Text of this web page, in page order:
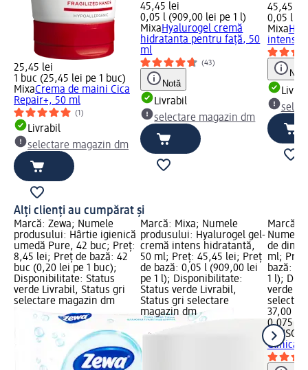
25,45 lei
1 buc (25,45 lei pe 1 buc)
MixaCrema de maini Cica
Repair+, 50 ml
(1)
Livrabil
selectare magazin dm
45,45 lei
0,05 l (909,00 lei pe 1 l)
MixaHyalurogel cremă
hidratanta pentru față, 50
ml
(43)
Notă
Livrabil
selectare magazin dm
45,45 lei
0,05 l
Mixa
intens
Notă
Alți clienți au cumpărat și
Marcă: Zewa; Numele
produsului: Hârtie igienică
umedă Pure, 42 buc; Preț:
8,45 lei; Preț de bază: 42
buc (0,20 lei pe 1 buc);
Disponibilitate: Status
verde Livrabil, Status gri
selectare magazin dm
Marcă: Mixa; Numele
produsului: Hyalurogel gel-
cremă intens hidratantă,
50 ml; Preț: 45,45 lei; Preț
de bază: 0,05 l (909,00 lei
pe 1 l); Disponibilitate:
Status verde Livrabil,
Status gri selectare
magazin dm
Marcă:
Numele
de dinti
ml;
bază:
1 l);
verde
37,00 lei
0,075 l
Clinical